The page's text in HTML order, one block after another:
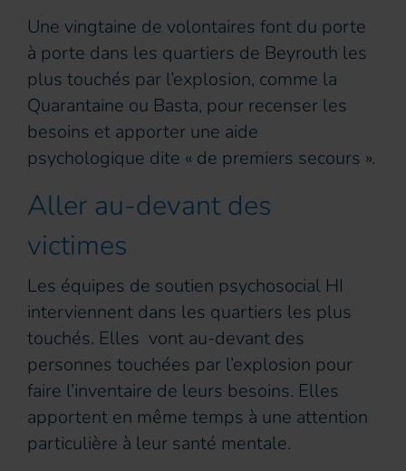
Une vingtaine de volontaires font du porte
à porte dans les quartiers de Beyrouth les
plus touchés par l’explosion, comme la
Quarantaine ou Basta, pour recenser les
besoins et apporter une aide
psychologique dite « de premiers secours ».
Aller au-devant des
victimes
Les équipes de soutien psychosocial HI
interviennent dans les quartiers les plus
touchés. Elles vont au-devant des
personnes touchées par l’explosion pour
faire l’inventaire de leurs besoins. Elles
apportent en même temps à une attention
particulière à leur santé mentale.